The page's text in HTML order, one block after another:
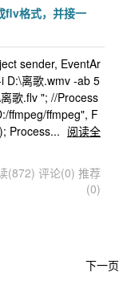
flv格式，并接一
sender, EventAr
D:\离歌.wmv -ab 5
歌.flv "; //Process
ffmpeg/ffmpeg", F
Process... 阅读全
(872) 评论(0) 推荐
(0)
下一页